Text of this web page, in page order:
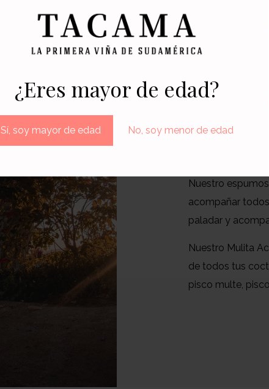
¿Eres mayor de edad?
Sí, soy mayor de edad No, soy menor de edad
Maridaje
Nuestro
acompañar
paladar y
Nuestro Mulita
de todos tus
pisco multe,